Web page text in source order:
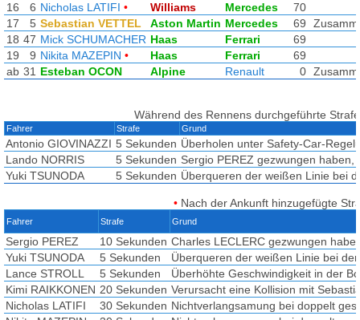
16
6 Nicholas LATIFI • Williams Mercedes
70
17
5 Sebastian VETTEL Aston Martin Mercedes 69
18 47 Mick SCHUMACHER Haas Ferrari
69
19
9 Nikita MAZEPIN • Haas Ferrari
69
ab 31 Esteban OCON Alpine Renault 0
Während des Rennens durchgeführte
Fahrer Strafe Grund
Antonio GIOVINAZZI 5 Sekunden Überholen unter Safety-Car-
Lando NORRIS
5 Sekunden Sergio PEREZ gezwungen
Yuki TSUNODA
5 Sekunden Überqueren der weißen Linie bei
• Nach der Ankunft hinzugefügte
Fahrer Strafe Grund
Sergio PEREZ 10 Sekunden Charles LECLERC gezwungen
Yuki TSUNODA
5 Sekunden
Überqueren der weißen Linie bei
Lance STROLL
5 Sekunden
Überhöhte Geschwindigkeit in der
Kimi RAIKKONEN 20 Sekunden Verursacht eine Kollision mit
Nicholas LATIFI
30 Sekunden Nichtverlangsamung bei doppelt